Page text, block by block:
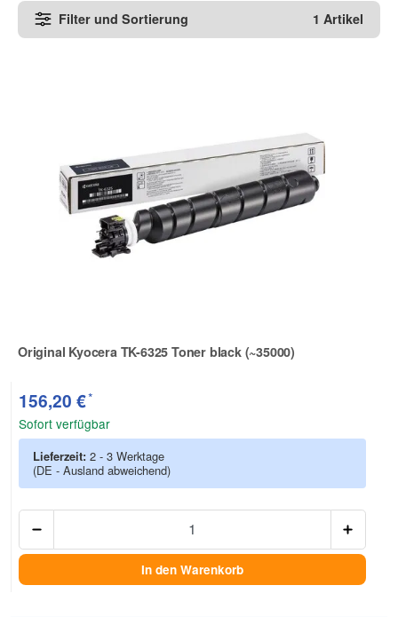
Filter und Sortierung 1 Artikel
Original Kyocera TK-6325 Toner black (~35000)
Zur Artikelbewertung
156,20 €*
Sofort verfügbar
Lieferzeit: 2 - 3 Werktage
(DE - Ausland abweichend)
In den Warenkorb